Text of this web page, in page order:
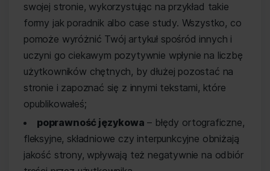
swojej stronie, wykorzystując na przykład takie
formy jak poradnik albo case study. Wszystko, co
pomoże wyróżnić Twój artykuł spośród innych i
uczyni go ciekawym pozytywnie wpłynie na liczbę
użytkowników chętnych, by dłużej pozostać na
stronie i zapoznać się z innymi tekstami, które
opublikowałeś;
poprawność językowa – błędy ortograficzne,
fleksyjne, składniowe czy interpunkcyjne obniżają
jakość strony, wpływają też negatywnie na odbiór